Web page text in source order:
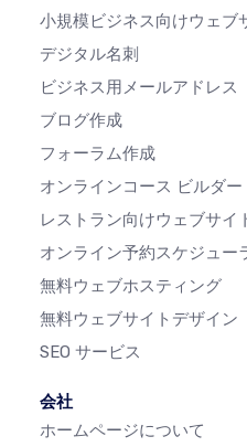
小規模ビジネス向けウェブ
デジタル名刺
ビジネス用メールアドレス
ブログ作成
フォーラム作成
オンラインコース ビルダー
レストラン向けウェブサイ
オンライン予約スケジュー
無料ウェブホスティング
無料ウェブサイトデザイン
SEO サービス
会社
ホームページについて